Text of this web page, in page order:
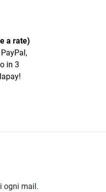
a rate)
in 3
ogni mail.